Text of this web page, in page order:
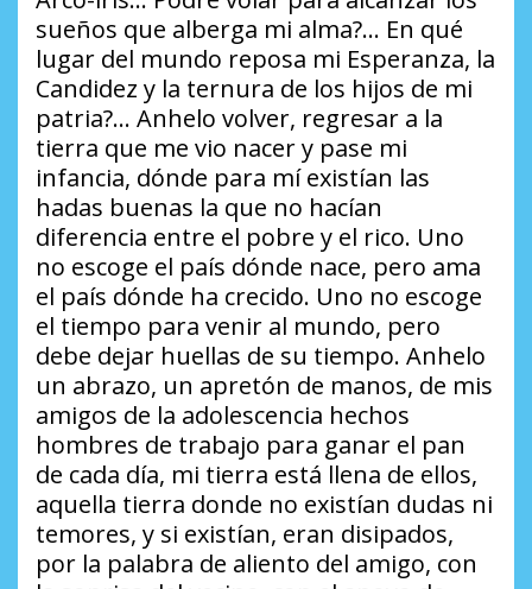
sueños que alberga mi alma?… En qué
lugar del mundo reposa mi Esperanza, la
Candidez y la ternura de los hijos de mi
patria?… Anhelo volver, regresar a la
tierra que me vio nacer y pase mi
infancia, dónde para mí existían las
hadas buenas la que no hacían
diferencia entre el pobre y el rico. Uno
no escoge el país dónde nace, pero ama
el país dónde ha crecido. Uno no escoge
el tiempo para venir al mundo, pero
debe dejar huellas de su tiempo. Anhelo
un abrazo, un apretón de manos, de mis
amigos de la adolescencia hechos
hombres de trabajo para ganar el pan
de cada día, mi tierra está llena de ellos,
aquella tierra donde no existían dudas ni
temores, y si existían, eran disipados,
por la palabra de aliento del amigo, con